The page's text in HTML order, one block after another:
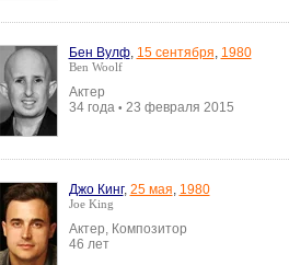
Бен Вулф, 15 сентября, 1980
Ben Woolf
Актер
34 года • 23 февраля 2015
Джо Кинг, 25 мая, 1980
Joe King
Актер, Композитор
46 лет